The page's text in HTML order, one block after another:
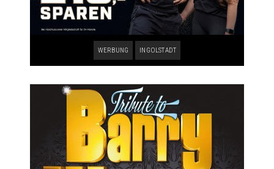
WERBUNG INGOLSTADT